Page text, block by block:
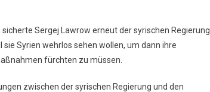
Sergej Lawrow erneut der syrischen Regierung
Syrien wehrlos sehen wollen, um dann ihre
fürchten zu müssen.
zwischen der syrischen Regierung und den